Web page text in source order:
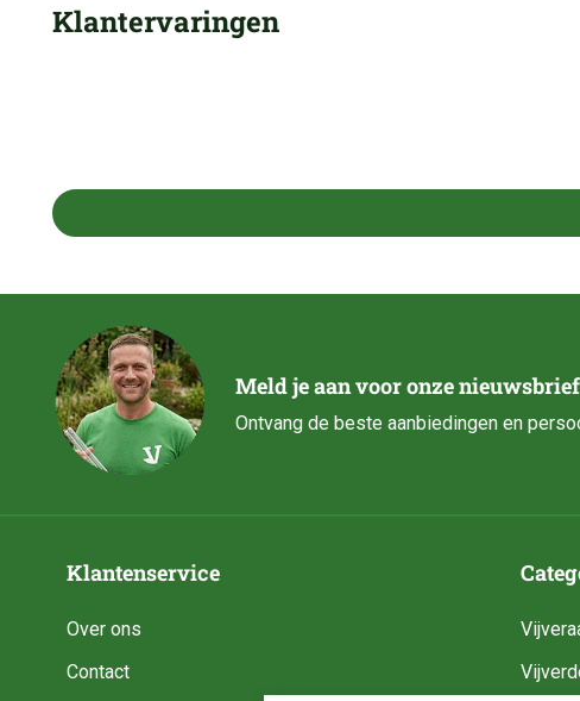
Klantervaringen
Meld je aan voor onze nieuwsbrief
Ontvang de beste aanbiedingen en
Klantenservice
Over ons
Contact